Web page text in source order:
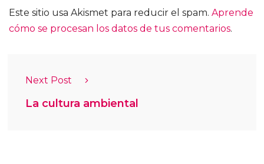
Este sitio usa Akismet para reducir el spam. Aprende
cómo se procesan los datos de tus comentarios.
Next Post
La cultura ambiental